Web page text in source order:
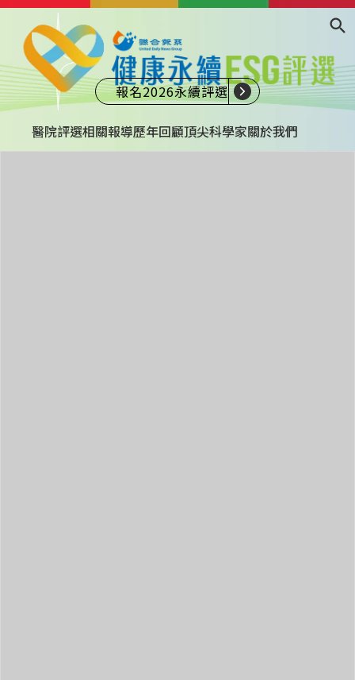
醫院評選相關報導歷年回顧頂尖科學家關於我們
報名2026永續評選